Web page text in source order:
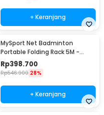
+ Keranjang
MySport Net Badminton
Portable Folding Rack 5M -
T300
Rp398.700
Rp546.900 28%
+ Keranjang